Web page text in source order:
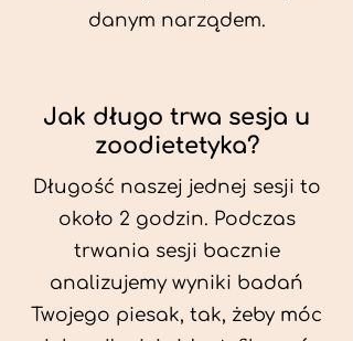
danym narządem.
Jak długo trwa sesja u
zoodietetyka?
Długość naszej jednej sesji to
około 2 godzin. Podczas
trwania sesji bacznie
analizujemy wyniki badań
Twojego piesak, tak, żeby móc